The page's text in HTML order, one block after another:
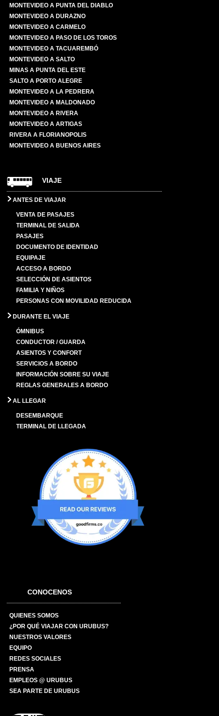
MONTEVIDEO A PUNTA DEL DIABLO
MONTEVIDEO A DURAZNO
MONTEVIDEO A CARMELO
MONTEVIDEO A PASO DE LOS TOROS
MONTEVIDEO A TACUAREMBÓ
MONTEVIDEO A SALTO
MINAS A PUNTA DEL ESTE
SALTO A PORTO ALEGRE
MONTEVIDEO A LA PEDRERA
MONTEVIDEO A MALDONADO
MONTEVIDEO A RIVERA
MONTEVIDEO A ARTIGAS
RIVERA A FLORIANOPOLIS
MONTEVIDEO A BUENOS AIRES
VIAJE
ANTES DE VIAJAR
VENTA DE PASAJES
TERMINAL DE SALIDA
PASAJES
DOCUMENTO DE IDENTIDAD
EQUIPAJE
ACCESO A BORDO
SELECCIÓN DE ASIENTOS
FAMILIA Y NIÑOS
PERSONAS CON MOVILIDAD REDUCIDA
DURANTE EL VIAJE
ÓMNIBUS
CONDUCTOR / GUARDA
ASIENTOS Y CONFORT
SERVICIOS A BORDO
INFORMACIÓN SOBRE SU VIAJE
REGLAS GENERALES A BORDO
AL LLEGAR
DESEMBARQUE
TERMINAL DE LLEGADA
CONOCENOS
QUIENES SOMOS
¿POR QUÉ VIAJAR CON URUBUS?
NUESTROS VALORES
EQUIPO
REDES SOCIALES
PRENSA
EMPLEOS @ URUBUS
SEA PARTE DE URUBUS